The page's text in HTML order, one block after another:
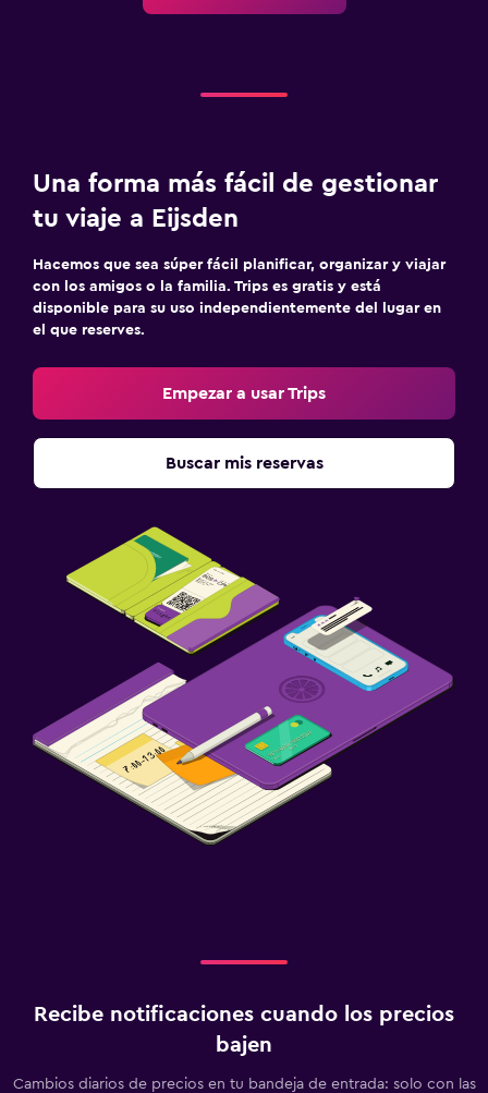
Una forma más fácil de gestionar
tu viaje a Eijsden
Hacemos que sea súper fácil planificar, organizar y viajar
con los amigos o la familia. Trips es gratis y está
disponible para su uso independientemente del lugar en
el que reserves.
Empezar a usar Trips
Buscar mis reservas
Recibe notificaciones cuando los precios
bajen
Cambios diarios de precios en tu bandeja de entrada: solo con las